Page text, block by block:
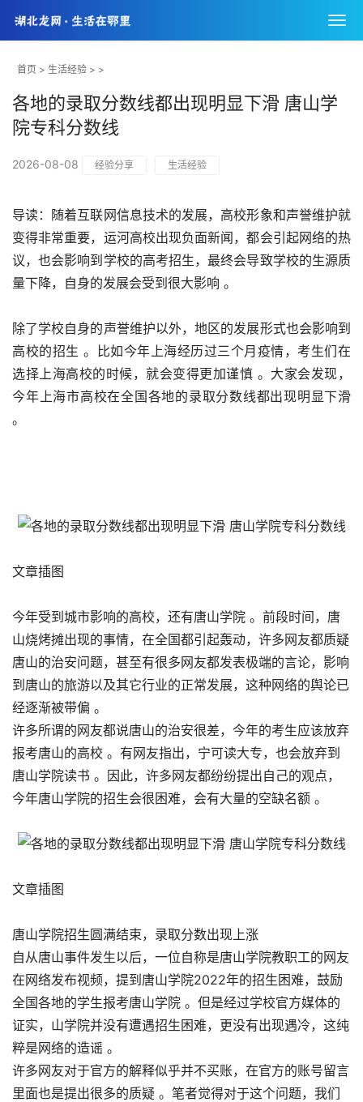
首页 > 生活经验 > >
各地的录取分数线都出现明显下滑 唐山学
院专科分数线
2026-08-08 经验分享 生活经验
导读：随着互联网信息技术的发展，高校形象和声誉维护就
变得非常重要，运河高校出现负面新闻，都会引起网络的热
议，也会影响到学校的高考招生，最终会导致学校的生源质
量下降，自身的发展会受到很大影响 。
除了学校自身的声誉维护以外，地区的发展形式也会影响到
高校的招生 。比如今年上海经历过三个月疫情，考生们在
选择上海高校的时候，就会变得更加谨慎 。大家会发现，
今年上海市高校在全国各地的录取分数线都出现明显下滑
。
文章插图
今年受到城市影响的高校，还有唐山学院 。前段时间，唐
山烧烤摊出现的事情，在全国都引起轰动，许多网友都质疑
唐山的治安问题，甚至有很多网友都发表极端的言论，影响
到唐山的旅游以及其它行业的正常发展，这种网络的舆论已
经逐渐被带偏 。
许多所谓的网友都说唐山的治安很差，今年的考生应该放弃
报考唐山的高校 。有网友指出，宁可读大专，也会放弃到
唐山学院读书 。因此，许多网友都纷纷提出自己的观点，
今年唐山学院的招生会很困难，会有大量的空缺名额 。
文章插图
唐山学院招生圆满结束，录取分数出现上涨
自从唐山事件发生以后，一位自称是唐山学院教职工的网友
在网络发布视频，提到唐山学院2022年的招生困难，鼓励
全国各地的学生报考唐山学院 。但是经过学校官方媒体的
证实，山学院并没有遭遇招生困难，更没有出现遇冷，这纯
粹是网络的造谣 。
许多网友对于官方的解释似乎并不买账，在官方的账号留言
里面也是提出很多的质疑 。笔者觉得对于这个问题，我们